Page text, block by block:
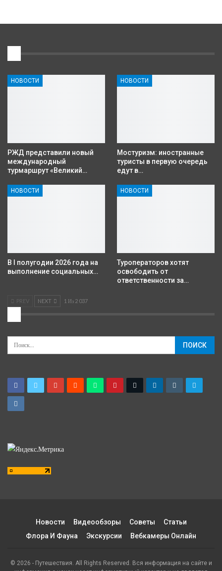
НОВОСТИ
РЖД представили новый
международный
турмаршрут «Великий…
НОВОСТИ
Мостуризм: иностранные
туристы в первую очередь
едут в…
НОВОСТИ
В I полугодии 2026 года на
выполнение социальных…
НОВОСТИ
Туроператоров хотят
освободить от
ответственности за…
PREV NEXT 1 Из 2 037
Новости Видеообзоры Советы
Статьи
Флора И Фауна
Экскурсии Вебкамеры Онлайн
© 2026 - Путешествия. All Rights Reserved. Вся информация на сайте и